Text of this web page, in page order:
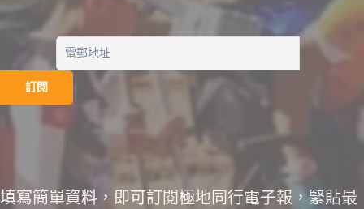
填寫簡單資料，即可訂閱極地同行電子報，緊貼最